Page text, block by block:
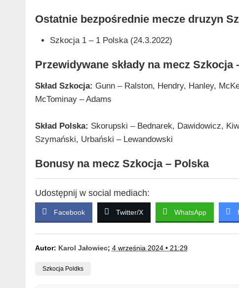
Ostatnie bezpośrednie mecze druzyn
Szkocja 1 – 1 Polska (24.3.2022)
Przewidywane składy na mecz Szkocja
Skład Szkocja: Gunn – Ralston, Hendry, Hanley,
McTominay – Adams
Skład Polska: Skorupski – Bednarek, Dawidowicz,
Szymański, Urbański – Lewandowski
Bonusy na mecz Szkocja – Polska
Udostępnij w social mediach:
Facebook Twitter/X WhatsApp
Autor: Karol Jałowiec; 4 września 2024 • 21:29
Szkocja Poldks